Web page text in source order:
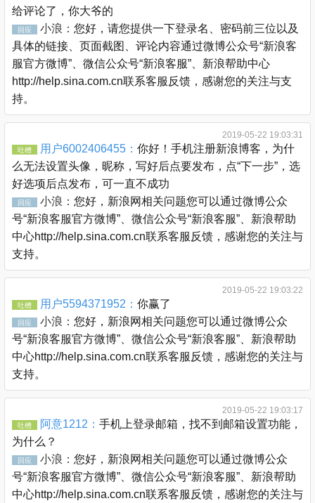
给评论了，你大爷的
回应 小浪： 您好，请您提供一下登录名、密码前三位以及
具体的链接、页面截图、评论内容通过微博公众号“新浪客
服官方微博”、微信公众号“新浪客服”、新浪帮助中心
http://help.sina.com.cn联系客服反馈，感谢您的关注与支
持。
2019-05-22 19:03:31
吐槽 用户6002406455： 你好！手机注册新浪博客，为什
么无法设置头像，昵称，写好后点要发布，点“下一步”，选
好选项后点发布，可一直不成功
回应 小浪： 您好，新浪网相关问题您可以通过微博公众
号“新浪客服官方微博”、微信公众号“新浪客服”、新浪帮助
中心http://help.sina.com.cn联系客服反馈，感谢您的关注与
支持。
2019-05-22 19:03:22
吐槽 用户5594371952： 你赢了
回应 小浪： 您好，新浪网相关问题您可以通过微博公众
号“新浪客服官方微博”、微信公众号“新浪客服”、新浪帮助
中心http://help.sina.com.cn联系客服反馈，感谢您的关注与
支持。
2019-05-22 19:03:17
吐槽 阿意1212： 手机上登录邮箱，找不到邮箱设置功能，
为什么？
回应 小浪： 您好，新浪网相关问题您可以通过微博公众
号“新浪客服官方微博”、微信公众号“新浪客服”、新浪帮助
中心http://help.sina.com.cn联系客服反馈，感谢您的关注与